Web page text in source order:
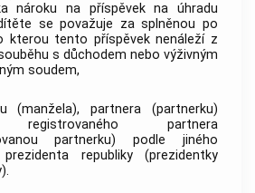
nároku na příspěvek na úhradu
se považuje za splněnou po
kterou tento příspěvek nenáleží z
s důchodem nebo výživným
soudem,
(manžela), partnera (partnerku)
partnera
partnerku) podle jiného
republiky (prezidentky